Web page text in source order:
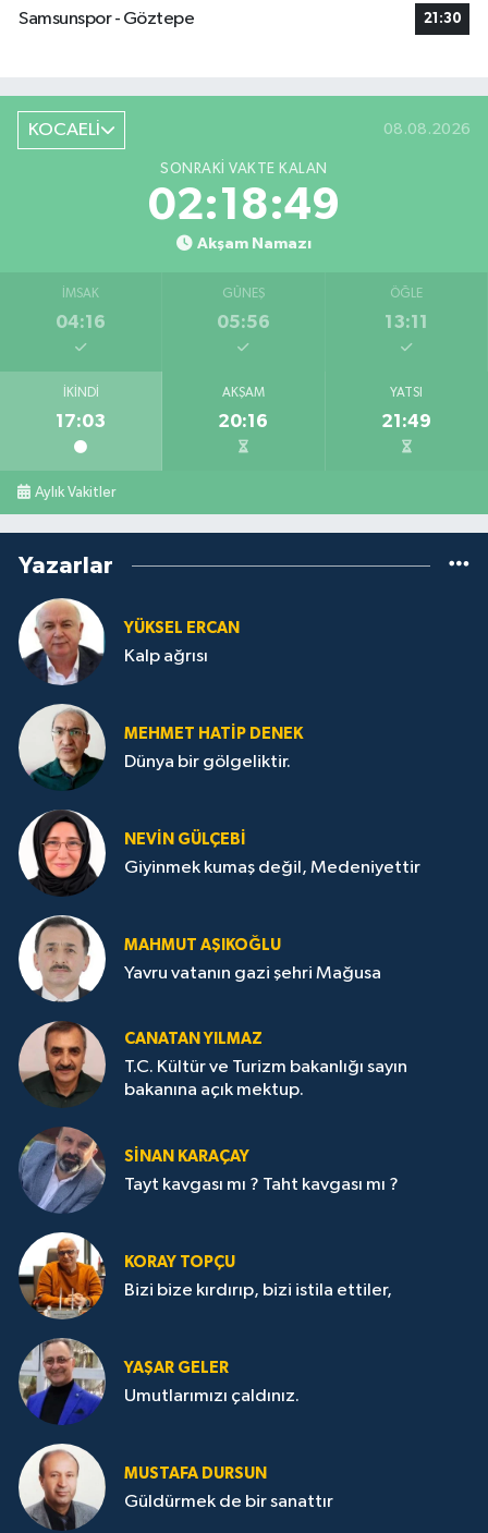
Samsunspor - Göztepe
21:30
KOCAELİ 08.08.2026
SONRAKI VAKTE KALAN
02:18:48
Akşam Namazı
İMSAK
04:16
GÜNEŞ
05:56
ÖĞLE
13:11
İKINDI
17:03
AKŞAM
20:16
YATSI
21:49
Aylık Vakitler
Yazarlar
YÜKSEL ERCAN
Kalp ağrısı
MEHMET HATİP DENEK
Dünya bir gölgeliktir.
NEVİN GÜLÇEBİ
Giyinmek kumaş değil, Medeniyettir
MAHMUT AŞIKOĞLU
Yavru vatanın gazi şehri Mağusa
CANATAN YILMAZ
T.C. Kültür ve Turizm bakanlığı sayın
bakanına açık mektup.
SİNAN KARAÇAY
Tayt kavgası mı ? Taht kavgası mı ?
KORAY TOPÇU
Bizi bize kırdırıp, bizi istila ettiler,
YAŞAR GELER
Umutlarımızı çaldınız.
MUSTAFA DURSUN
Güldürmek de bir sanattır